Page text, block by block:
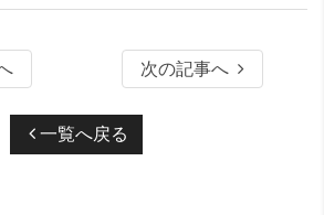
次の記事へ
一覧へ戻る